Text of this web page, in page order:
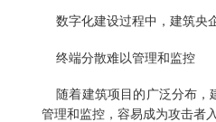
数字化建设过程中，建筑央
终端分散难以管理和监控
随着建筑项目的广泛分布，
管理和监控，容易成为攻击者